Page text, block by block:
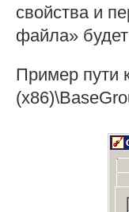
свойства и
файла»
Пример пути